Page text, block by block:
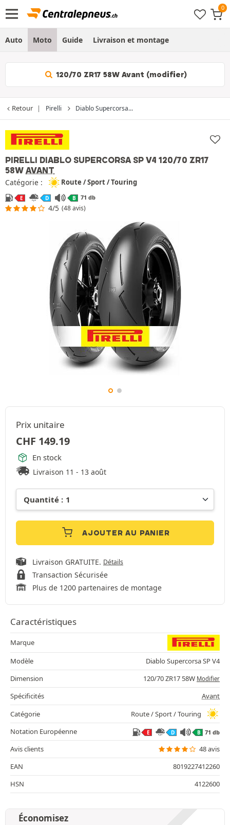
Auto Moto Guide Livraison et montage
120/70 ZR17 58W Avant (modifier)
Retour Pirelli Diablo Supercorsa...
PIRELLI DIABLO SUPERCORSA SP V4 120/70 ZR17
58W AVANT
Catégorie : Route / Sport / Touring
E D B 71 db
4/5 (48 avis)
Prix unitaire
CHF 149.19
En stock
Livraison 11 - 13 août
AJOUTER AU PANIER
Livraison GRATUITE. Détails
Transaction Sécurisée
Plus de 1200 partenaires de montage
Caractéristiques
Marque
Modèle
Diablo Supercorsa SP V4
Dimension
120/70 ZR17 58W Modifier
Spécificités
Avant
Catégorie
Route / Sport / Touring
Notation Européenne
E D B 71 db
Avis clients
48 avis
EAN
8019227412260
HSN
4122600
Économisez